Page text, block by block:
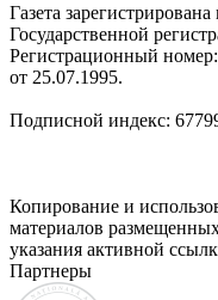
Газета зарегистрирована
Государственной
Регистрационный
от 25.07.1995.
Подписной индекс:
Копирование и
материалов
указания активной
Партнеры